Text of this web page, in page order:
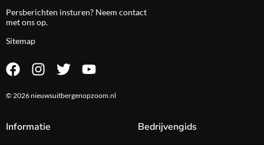
Persberichten insturen? Neem contact
met ons op.
Sitemap
© 2026 nieuwsuitbergenopzoom.nl
Informatie Bedrijvengids